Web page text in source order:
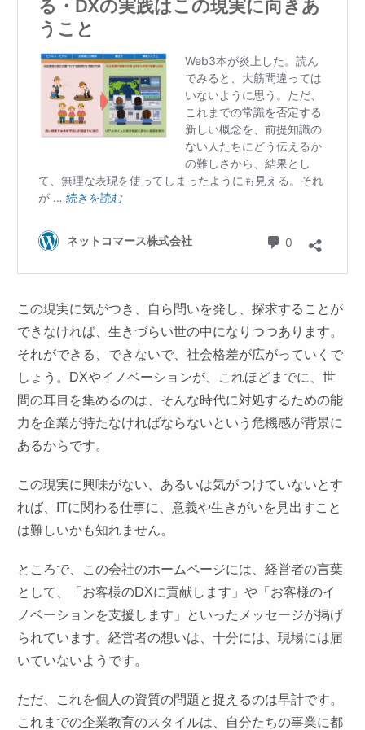
この現実に気がつき、自ら問いを発し、探求することが
できなければ、生きづらい世の中になりつつあります。
それができる、できないで、社会格差が広がっていくで
しょう。DXやイノベーションが、これほどまでに、世
間の耳目を集めるのは、そんな時代に対処するための能
力を企業が持たなければならないという危機感が背景に
あるからです。
この現実に興味がない、あるいは気がつけていないとす
れば、ITに関わる仕事に、意義や生きがいを見出すこと
は難しいかも知れません。
ところで、この会社のホームページには、経営者の言葉
として、「お客様のDXに貢献します」や「お客様のイ
ノベーションを支援します」といったメッセージが掲げ
られています。経営者の想いは、十分には、現場には届
いていないようです。
ただ、これを個人の資質の問題と捉えるのは早計です。
これまでの企業教育のスタイルは、自分たちの事業に都